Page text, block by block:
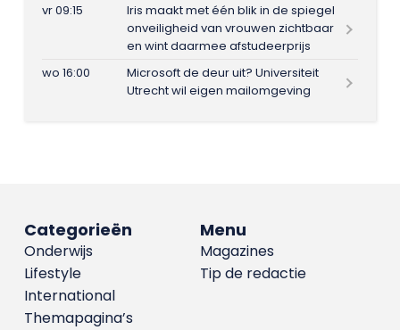
vr 09:15
Iris maakt met één blik in de spiegel
onveiligheid van vrouwen zichtbaar
en wint daarmee afstudeerprijs
wo 16:00
Microsoft de deur uit? Universiteit
Utrecht wil eigen mailomgeving
Menu
Magazines
Tip de redactie
Categorieën
Onderwijs
Lifestyle
International
Themapagina’s